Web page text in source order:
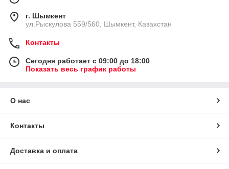
г. Шымкент
ул.Рыскулова 559/560, Шымкент, Казахстан
Контакты
Сегодня работает с 09:00 до 18:00
Показать весь график работы
О нас
Контакты
Доставка и оплата